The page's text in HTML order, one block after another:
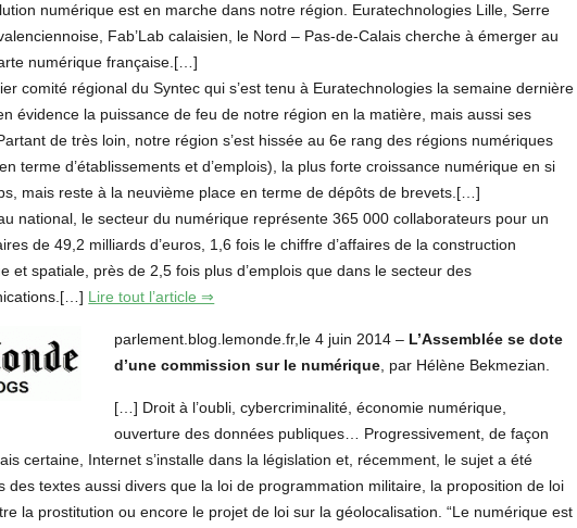
numérique est en marche dans notre région. Euratechnologies Lille, Serre
Fab’Lab calaisien, le Nord – Pas-de-Calais cherche à émerger au
numérique française.[…]
comité régional du Syntec qui s’est tenu à Euratechnologies la semaine dernière
évidence la puissance de feu de notre région en la matière, mais aussi ses
de très loin, notre région s’est hissée au 6e rang des régions numériques
terme d’établissements et d’emplois), la plus forte croissance numérique en si
mais reste à la neuvième place en terme de dépôts de brevets.[…]
national, le secteur du numérique représente 365 000 collaborateurs pour un
de 49,2 milliards d’euros, 1,6 fois le chiffre d’affaires de la construction
et spatiale, près de 2,5 fois plus d’emplois que dans le secteur des
Lire tout l’article ⇒
parlement.blog.lemonde.fr,le 4 juin 2014 – L’Assemblée se dote
d’une commission sur le numérique , par Hélène Bekmezian.
[…] Droit à l’oubli, cybercriminalité, économie numérique,
ouverture des données publiques… Progressivement, de façon
certaine, Internet s’installe dans la législation et, récemment, le sujet a été
des textes aussi divers que la loi de programmation militaire, la proposition de loi
la prostitution ou encore le projet de loi sur la géolocalisation. “Le numérique est